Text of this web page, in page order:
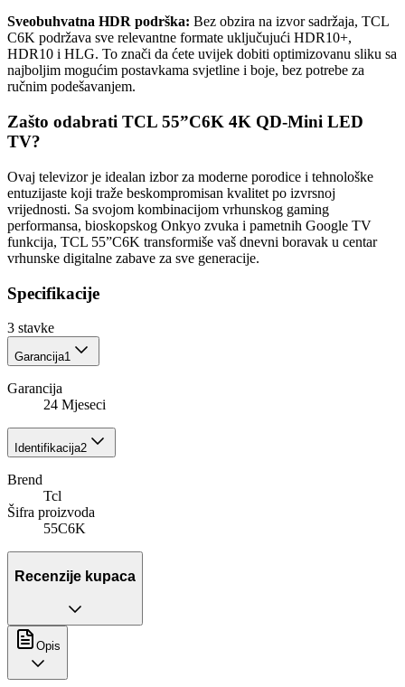
Sveobuhvatna HDR podrška: Bez obzira na izvor sadržaja, TCL
C6K podržava sve relevantne formate uključujući HDR10+,
HDR10 i HLG. To znači da ćete uvijek dobiti optimizovanu sliku sa
najboljim mogućim postavkama svjetline i boje, bez potrebe za
ručnim podešavanjem.
Zašto odabrati TCL 55”C6K 4K QD-Mini LED
TV?
Ovaj televizor je idealan izbor za moderne porodice i tehnološke
entuzijaste koji traže beskompromisan kvalitet po izvrsnoj
vrijednosti. Sa svojom kombinacijom vrhunskog gaming
performansa, bioskopskog Onkyo zvuka i pametnih Google TV
funkcija, TCL 55”C6K transformiše vaš dnevni boravak u centar
vrhunske digitalne zabave za sve generacije.
Specifikacije
3 stavke
Garancija1
Garancija
24 Mjeseci
Identifikacija2
Brend
Tcl
Šifra proizvoda
55C6K
Recenzije kupaca
Opis